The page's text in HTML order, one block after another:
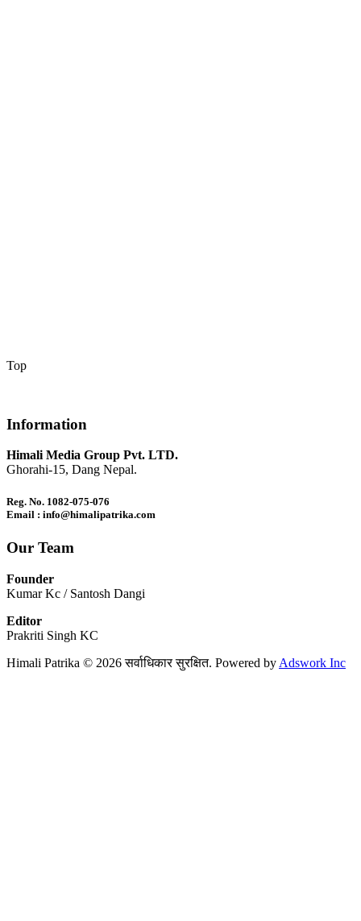
Top
Information
Himali Media Group Pvt. LTD.
Ghorahi-15, Dang Nepal.
Reg. No. 1082-075-076
Email : info@himalipatrika.com
Our Team
Founder
Kumar Kc / Santosh Dangi
Editor
Prakriti Singh KC
Himali Patrika © 2026 सर्वाधिकार सुरक्षित. Powered by Adswork Inc